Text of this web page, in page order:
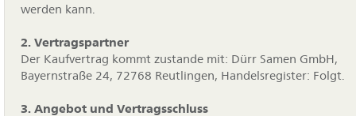
werden kann.
2. Vertragspartner
Der Kaufvertrag kommt zustande mit: Dürr Samen GmbH,
Bayernstraße 24, 72768 Reutlingen, Handelsregister: Folgt.
3. Angebot und Vertragsschluss